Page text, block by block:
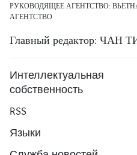
РУКОВОДЯЩЕЕ АГЕНТСТВО:
АГЕНТСТВО
Главный редактор: ЧАН
Интеллектуальная
собственность
RSS
Языки